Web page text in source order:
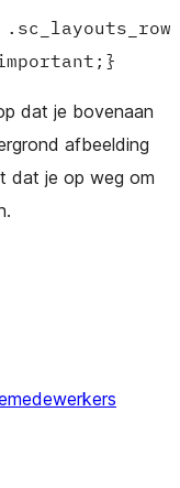
dat je bovenaan
afbeelding
dat je op weg om